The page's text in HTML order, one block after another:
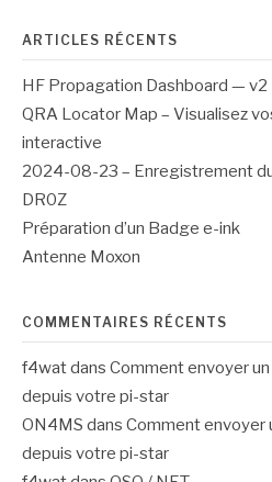
ARTICLES RÉCENTS
HF Propagation Dashboard — v2
QRA Locator Map – Visualisez
interactive
2024-08-23 – Enregistrement
DR0Z
Préparation d’un Badge e-ink
Antenne Moxon
COMMENTAIRES RÉCENTS
f4watdans Comment envoyer
depuis votre pi-star
ON4MS dans Comment envoyer
depuis votre pi-star